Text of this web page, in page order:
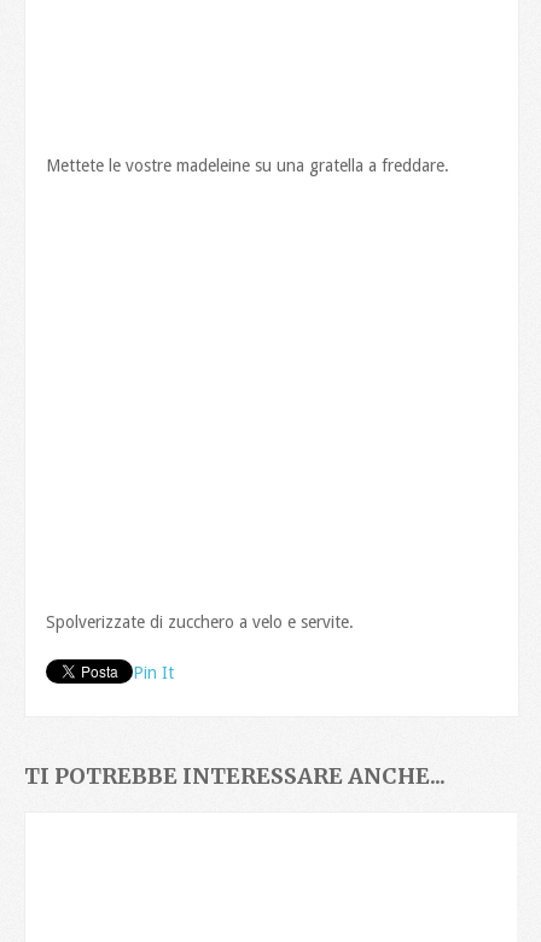
Mettete le vostre madeleine su una gratella a freddare.
Spolverizzate di zucchero a velo e servite.
Pin It
TI POTREBBE INTERESSARE ANCHE...